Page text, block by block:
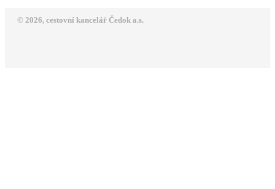
© 2026, cestovní kancelář Čedok a.s.